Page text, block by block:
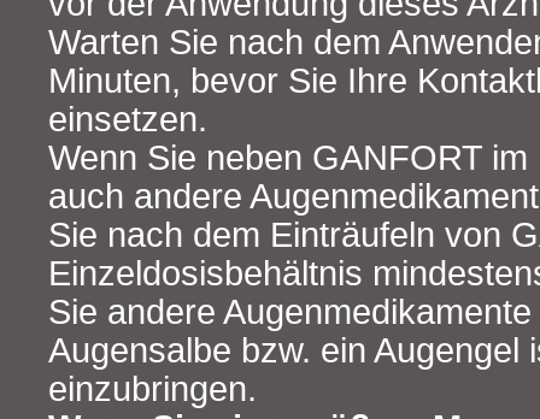
Warten Sie nach dem
Minuten, bevor Sie Ihre
einsetzen.
Wenn Sie neben GANFORT
auch andere
Sie nach dem Einträufeln von
Einzeldosisbehältnis
Sie andere
Augensalbe bzw. ein Augengel
einzubringen.